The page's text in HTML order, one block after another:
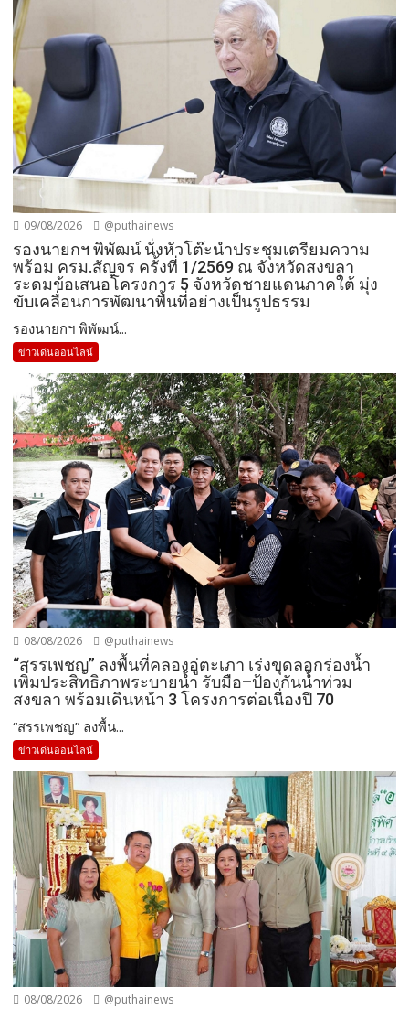
09/08/2026 @puthainews
รองนายกฯ พิพัฒน์ นั่งหัวโต๊ะนำประชุมเตรียมความ
พร้อม ครม.สัญจร ครั้งที่ 1/2569 ณ จังหวัดสงขลา
ระดมข้อเสนอโครงการ 5 จังหวัดชายแดนภาคใต้ มุ่ง
ขับเคลื่อนการพัฒนาพื้นที่อย่างเป็นรูปธรรม
รองนายกฯ พิพัฒน์...
ข่าวเด่นออนไลน์
08/08/2026 @puthainews
“สรรเพชญ” ลงพื้นที่คลองอู่ตะเภา เร่งขุดลอกร่องน้ำ
เพิ่มประสิทธิภาพระบายน้ำ รับมือ–ป้องกันน้ำท่วม
สงขลา พร้อมเดินหน้า 3 โครงการต่อเนื่องปี 70
“สรรเพชญ” ลงพื้น...
ข่าวเด่นออนไลน์
08/08/2026 @puthainews